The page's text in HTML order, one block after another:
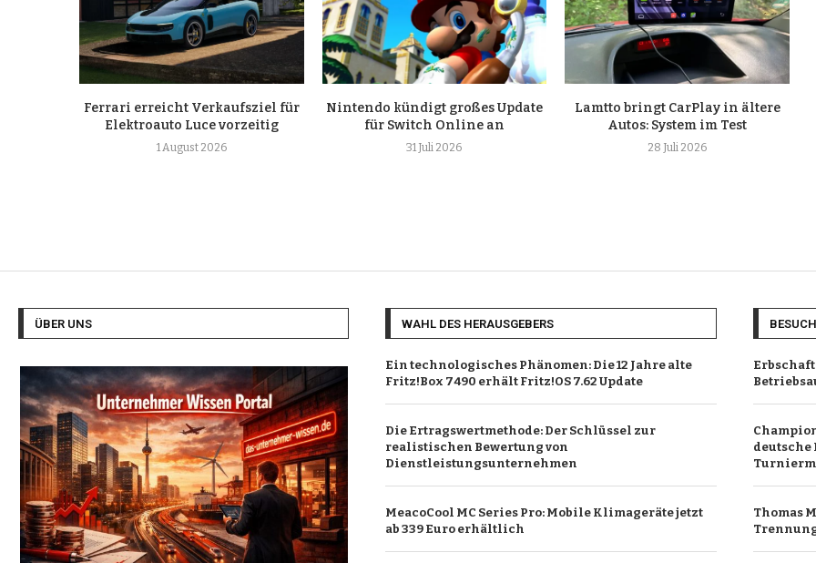
Ferrari erreicht Verkaufsziel für
Elektroauto Luce vorzeitig
1 August 2026
Nintendo kündigt großes Update
für Switch Online an
31 Juli 2026
Lamtto bringt CarPlay in ältere
Autos: System im Test
28 Juli 2026
ÜBER UNS WAHL DES HERAUSGEBERS
Ein technologisches Phänomen: Die 12 Jahre alte
Fritz!Box 7490 erhält Fritz!OS 7.62 Update
Die Ertragswertmethode: Der Schlüssel zur
realistischen Bewertung von
Dienstleistungsunternehmen
MeacoCool MC Series Pro: Mobile Klimageräte jetzt
ab 339 Euro erhältlich
deutsche
Thomas